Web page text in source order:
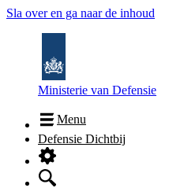
Sla over en ga naar de inhoud
Ministerie van Defensie
Menu
Defensie Dichtbij